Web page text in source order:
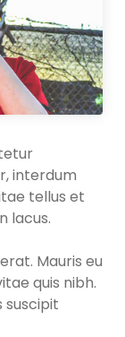
interdum
tellus et
lacus.
Mauris eu
quis nibh.
suscipit